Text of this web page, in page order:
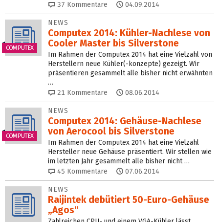
37 Kommentare 04.09.2014
COMPUTEX
NEWS
Computex 2014: Kühler-Nachlese von
Cooler Master bis Silverstone
Im Rahmen der Computex 2014 hat eine Vielzahl von
Herstellern neue Kühler(-konzepte) gezeigt. Wir
präsentieren gesammelt alle bisher nicht erwähnten
…
21 Kommentare 08.06.2014
COMPUTEX
NEWS
Computex 2014: Gehäuse-Nachlese
von Aerocool bis Silverstone
Im Rahmen der Computex 2014 hat eine Vielzahl
Hersteller neue Gehäuse präsentiert. Wir stellen wie
im letzten Jahr gesammelt alle bisher nicht …
45 Kommentare 07.06.2014
NEWS
Raijintek debütiert 50-Euro-Gehäuse
„Agos“